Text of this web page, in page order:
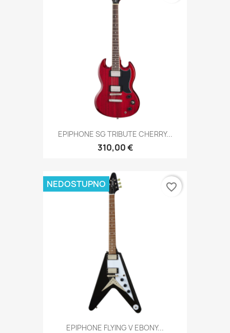
EPIPHONE SG TRIBUTE CHERRY...
310,00 €
EPIPHONE FLYING V EBONY...
NEDOSTUPNO favorite_border